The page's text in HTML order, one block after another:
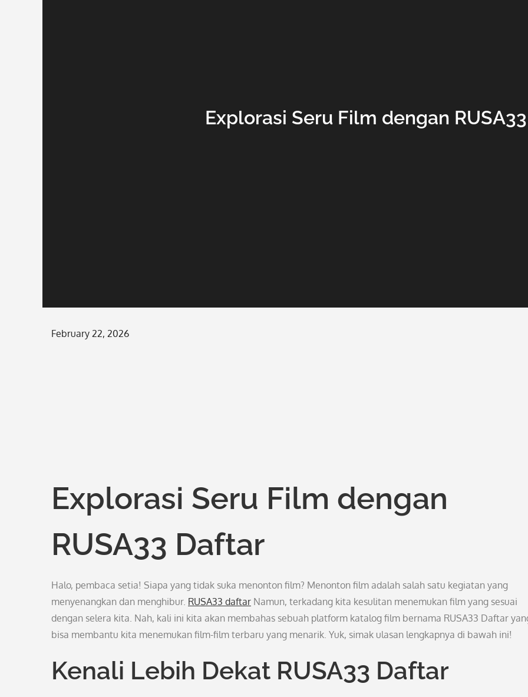
Explorasi Seru Film dengan
Posted
February 22, 2026
Explorasi Seru Film dengan
RUSA33 Daftar
Halo, pembaca setia! Siapa yang tidak suka menonton film? Menonton film adalah salah satu kegiatan yang
menyenangkan dan menghibur. RUSA33 daftar Namun, terkadang kita kesulitan menemukan film yang sesuai
dengan selera kita. Nah, kali ini kita akan membahas sebuah platform katalog film bernama RUSA33 Daftar
bisa membantu kita menemukan film-film terbaru yang menarik. Yuk, simak ulasan lengkapnya di bawah ini!
Kenali Lebih Dekat RUSA33 Daftar